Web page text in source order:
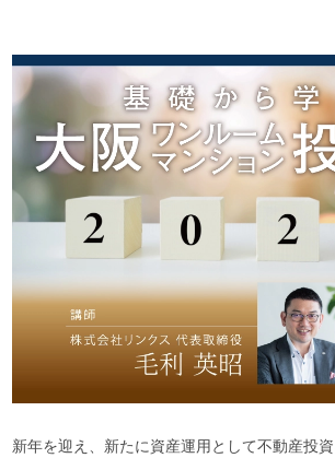
新年を迎え、新たに資産運用として不動産投